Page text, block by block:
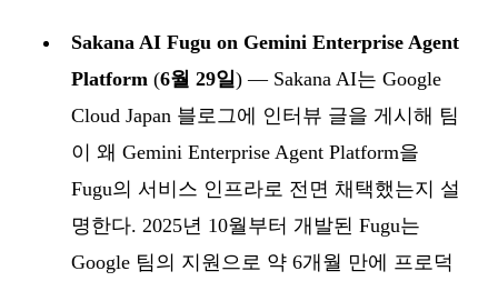
Sakana AI Fugu on Gemini Enterprise Agent
Platform (6월 29일) — Sakana AI는 Google
Cloud Japan 블로그에 인터뷰 글을 게시해 팀
이 왜 Gemini Enterprise Agent Platform을
Fugu의 서비스 인프라로 전면 채택했는지 설
명한다. 2025년 10월부터 개발된 Fugu는
Google 팀의 지원으로 약 6개월 만에 프로덕